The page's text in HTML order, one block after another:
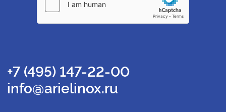
+7 (495) 147-22-00
info@arielinox.ru